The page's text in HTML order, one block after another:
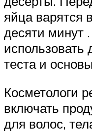
яйца варятся
десяти минут
использовать
теста и
Косметологи
включать
для волос,